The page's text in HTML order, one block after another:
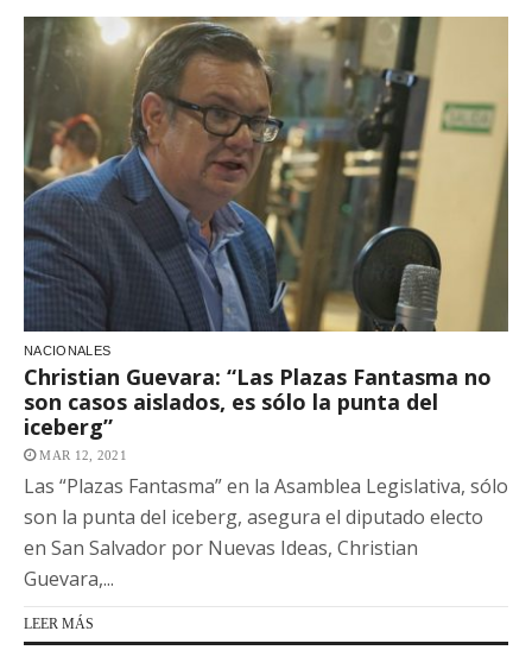
NACIONALES
Christian Guevara: “Las Plazas Fantasma no
son casos aislados, es sólo la punta del
iceberg”
MAR 12, 2021
Las “Plazas Fantasma” en la Asamblea Legislativa, sólo
son la punta del iceberg, asegura el diputado electo
en San Salvador por Nuevas Ideas, Christian
Guevara,...
LEER MÁS